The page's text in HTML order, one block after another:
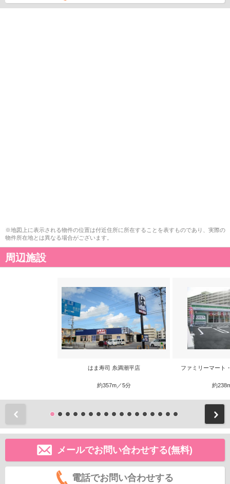
※地図上に表示される物件の位置は付近住所に所在することを表すものであり、実際の
物件所在地とは異なる場合がございます。
周辺施設
はま寿司 糸満潮平店
約357m／5分
ファミリーマート
約
メールでお問い合わせする(無料)
電話でお問い合わせする